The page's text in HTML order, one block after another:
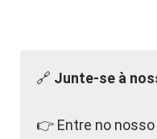
🔗 Junte-se à
👉 Entre no nosso